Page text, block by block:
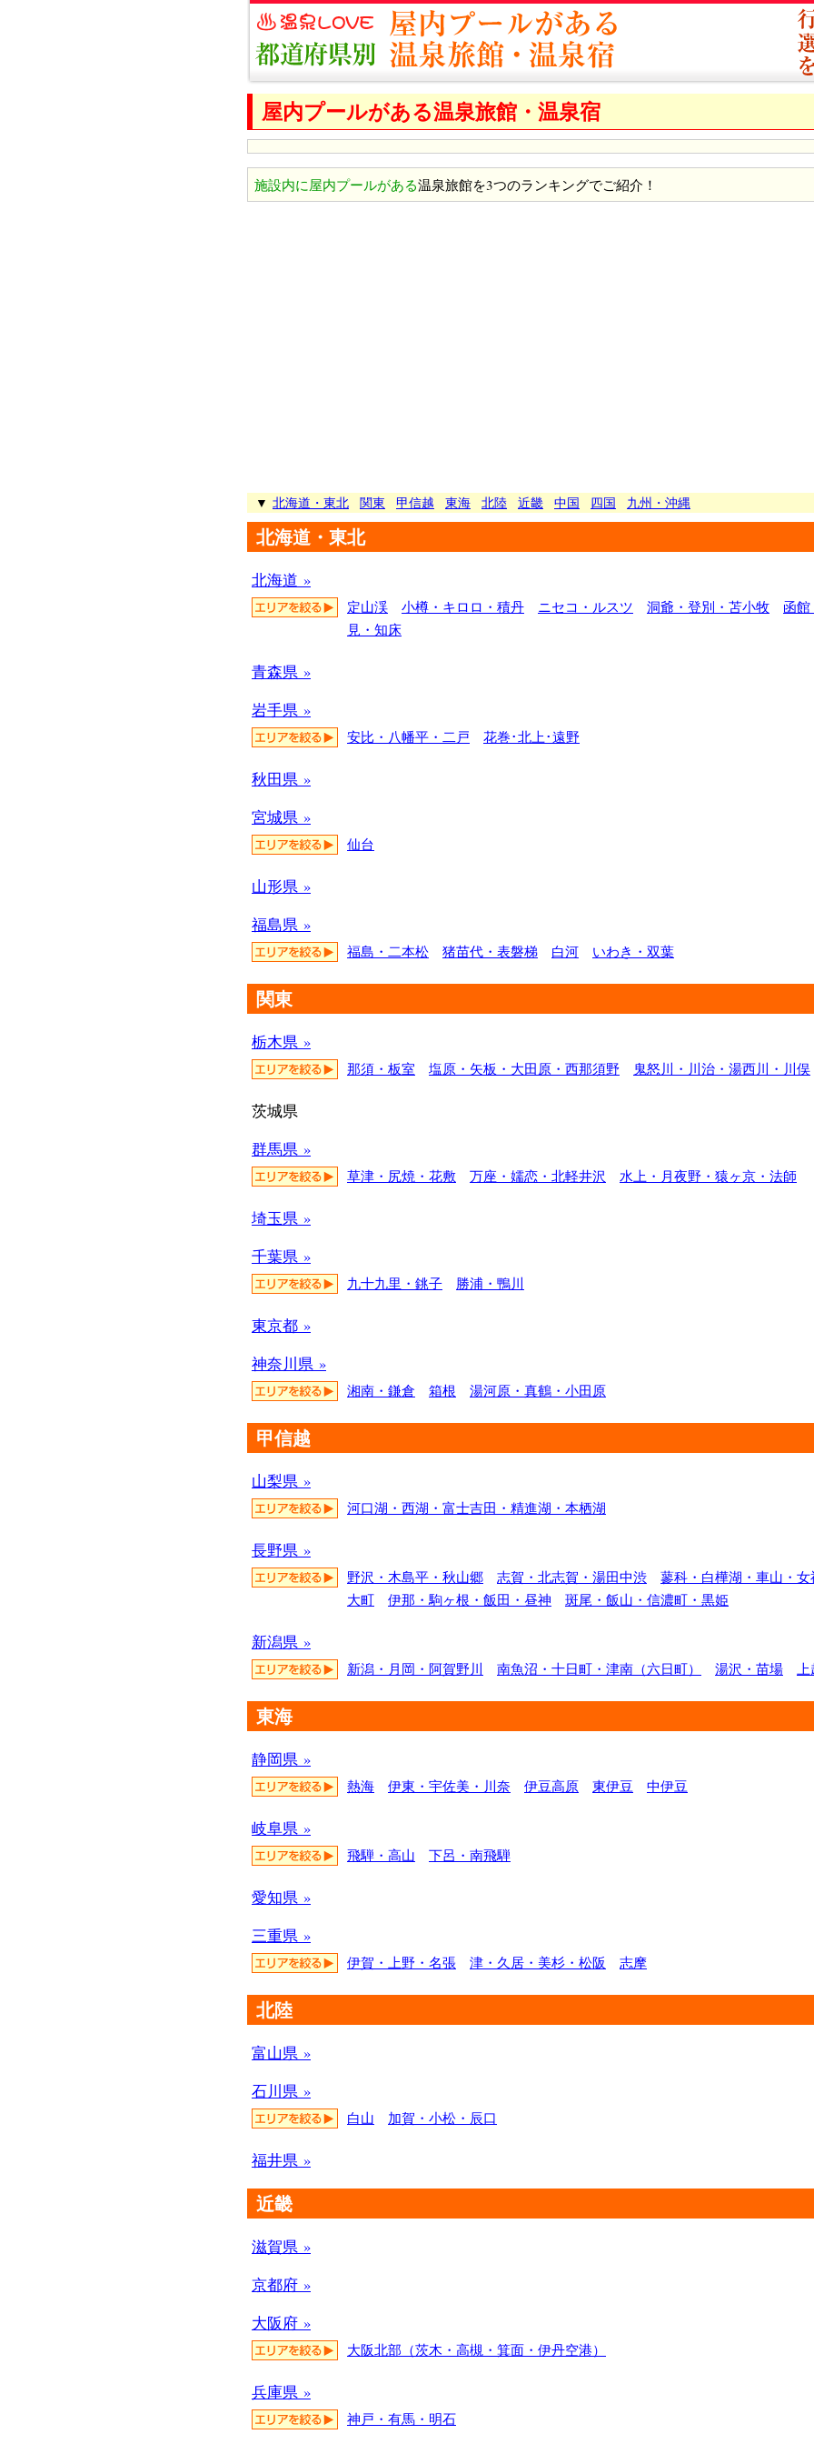
屋内プールがある温泉旅館・温泉宿
施設内に屋内プールがある温泉旅館を3つのランキングでご紹介！
▼ 北海道・東北 関東 甲信越 東海 北陸 近畿 中国 四国 九州・沖縄
北海道・東北
北海道 »
定山渓 小樽・キロロ・積丹 ニセコ・ルスツ 洞爺・登別・苫小牧 函
見・知床
青森県 »
岩手県 »
安比・八幡平・二戸 花巻･北上･遠野
秋田県 »
宮城県 »
仙台
山形県 »
福島県 »
福島・二本松 猪苗代・表磐梯 白河 いわき・双葉
関東
栃木県 »
那須・板室 塩原・矢板・大田原・西那須野 鬼怒川・川治・湯西川・川俣
茨城県
群馬県 »
草津・尻焼・花敷 万座・嬬恋・北軽井沢 水上・月夜野・猿ヶ京・法師
埼玉県 »
千葉県 »
九十九里・銚子 勝浦・鴨川
東京都 »
神奈川県 »
湘南・鎌倉 箱根 湯河原・真鶴・小田原
甲信越
山梨県 »
河口湖・西湖・富士吉田・精進湖・本栖湖
長野県 »
野沢・木島平・秋山郷 志賀・北志賀・湯田中渋 蓼科・白樺湖・車山・
大町
伊那・駒ヶ根・飯田・昼神 斑尾・飯山・信濃町・黒姫
新潟県 »
新潟・月岡・阿賀野川 南魚沼・十日町・津南（六日町） 湯沢・苗場 上
東海
静岡県 »
熱海 伊東・宇佐美・川奈 伊豆高原 東伊豆 中伊豆
岐阜県 »
飛騨・高山 下呂・南飛騨
愛知県 »
三重県 »
伊賀・上野・名張 津・久居・美杉・松阪 志摩
北陸
富山県 »
石川県 »
白山 加賀・小松・辰口
福井県 »
近畿
滋賀県 »
京都府 »
大阪府 »
大阪北部（茨木・高槻・箕面・伊丹空港）
兵庫県 »
神戸・有馬・明石